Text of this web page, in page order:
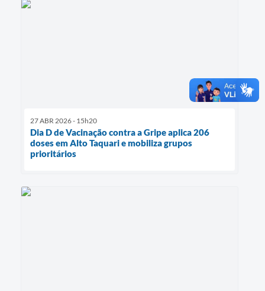
27 ABR 2026 - 15h20
Dia D de Vacinação contra a Gripe aplica 206
doses em Alto Taquari e mobiliza grupos
prioritários